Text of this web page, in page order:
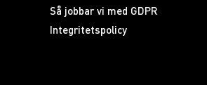
Så jobbar vi med GDPR
Integritetspolicy